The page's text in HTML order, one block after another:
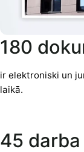
180
ir elektroniski un
laikā.
45